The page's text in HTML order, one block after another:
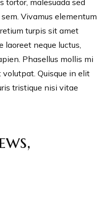
tortor, malesuada sed
Vivamus elementum
turpis sit amet
laoreet neque luctus,
Phasellus mollis mi
Quisque in elit
tristique nisi vitae